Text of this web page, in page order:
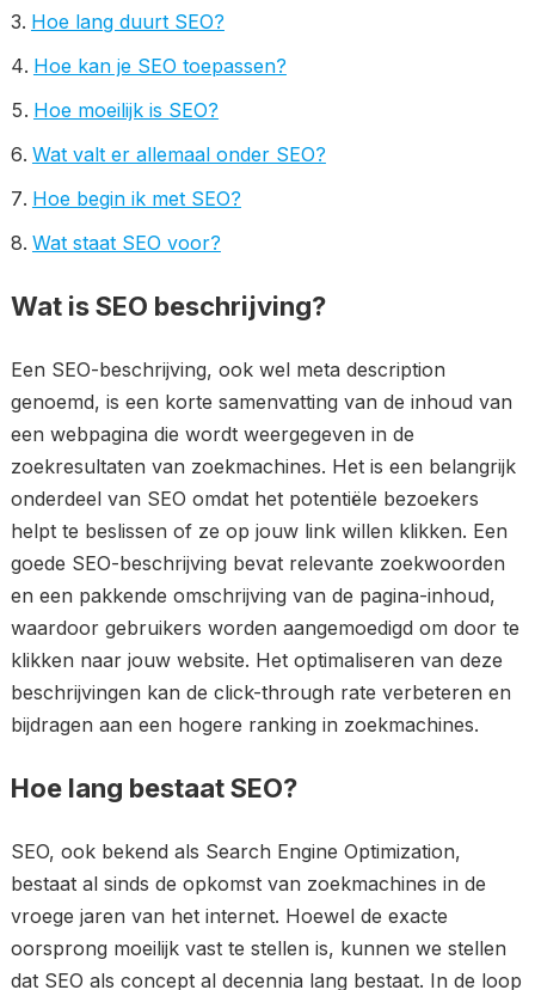
Hoe lang duurt SEO?
Hoe kan je SEO toepassen?
Hoe moeilijk is SEO?
Wat valt er allemaal onder SEO?
Hoe begin ik met SEO?
Wat staat SEO voor?
Wat is SEO beschrijving?
Een SEO-beschrijving, ook wel meta description
genoemd, is een korte samenvatting van de inhoud van
een webpagina die wordt weergegeven in de
zoekresultaten van zoekmachines. Het is een belangrijk
onderdeel van SEO omdat het potentiële bezoekers
helpt te beslissen of ze op jouw link willen klikken. Een
goede SEO-beschrijving bevat relevante zoekwoorden
en een pakkende omschrijving van de pagina-inhoud,
waardoor gebruikers worden aangemoedigd om door te
klikken naar jouw website. Het optimaliseren van deze
beschrijvingen kan de click-through rate verbeteren en
bijdragen aan een hogere ranking in zoekmachines.
Hoe lang bestaat SEO?
SEO, ook bekend als Search Engine Optimization,
bestaat al sinds de opkomst van zoekmachines in de
vroege jaren van het internet. Hoewel de exacte
oorsprong moeilijk vast te stellen is, kunnen we stellen
dat SEO als concept al decennia lang bestaat. In de loop